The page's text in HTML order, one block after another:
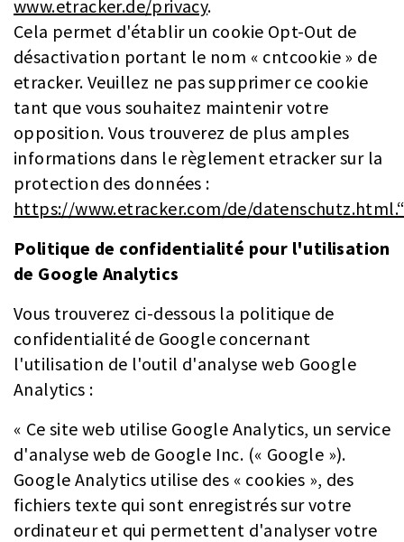
www.etracker.de/privacy.
Cela permet d'établir un cookie Opt-Out de
désactivation portant le nom « cntcookie » de
etracker. Veuillez ne pas supprimer ce cookie
tant que vous souhaitez maintenir votre
opposition. Vous trouverez de plus amples
informations dans le règlement etracker sur la
protection des données :
https://www.etracker.com/de/
Politique de confidentialité pour l'utilisation
de Google Analytics
Vous trouverez ci-dessous la politique de
confidentialité de Google concernant
l'utilisation de l'outil d'analyse web Google
Analytics :
« Ce site web utilise Google Analytics, un service
d'analyse web de Google Inc. (« Google »).
Google Analytics utilise des « cookies », des
fichiers texte qui sont enregistrés sur votre
ordinateur et qui permettent d'analyser votre